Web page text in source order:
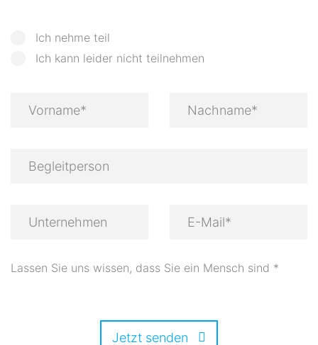
Ich nehme teil
Ich kann leider nicht teilnehmen
Lassen Sie uns wissen, dass Sie ein Mensch sind *
Jetzt senden